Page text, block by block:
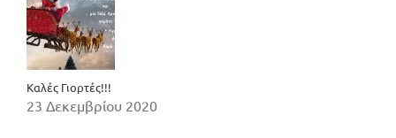
Καλές Γιορτές!!!
23 Δεκεμβρίου 2020